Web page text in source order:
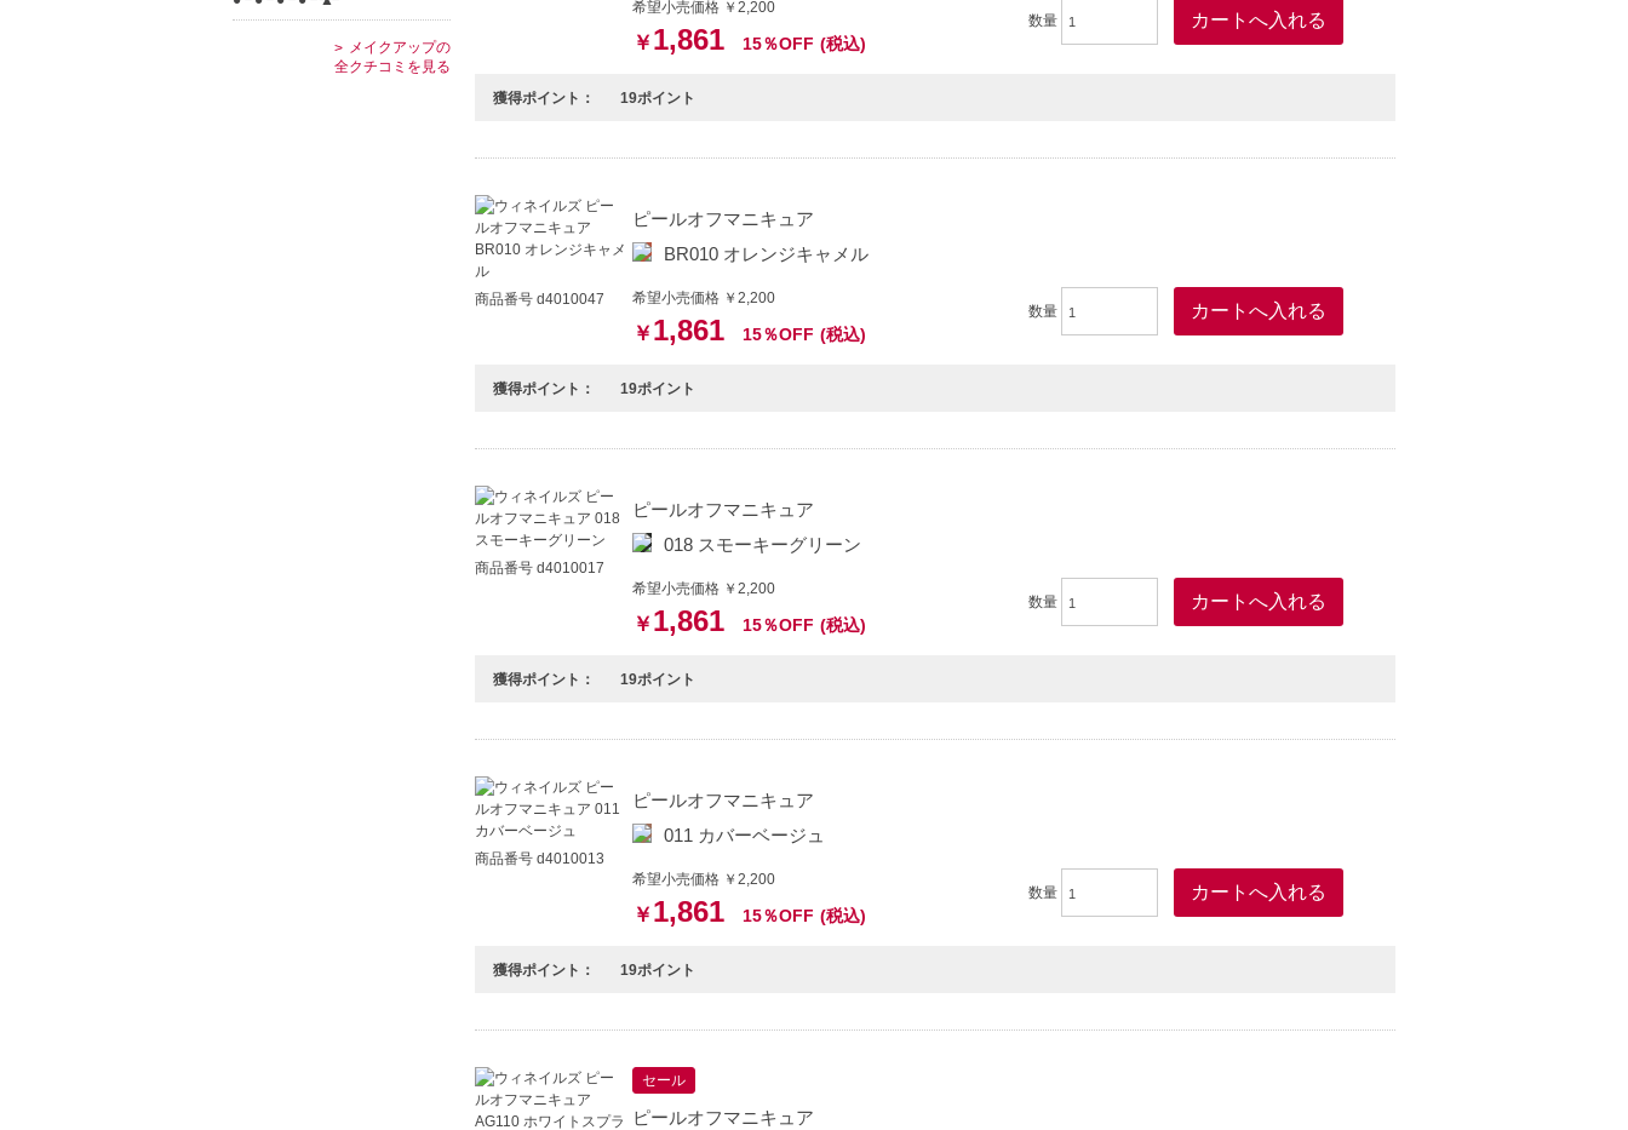
希望小売価格 ￥2,200
￥ 1,861 15％OFF (税込)
数量
獲得ポイント： 19ポイント
商品番号 d4010047
ピールオフマニキュア
BR010 オレンジキャメル
希望小売価格 ￥2,200
￥ 1,861 15％OFF (税込)
数量
獲得ポイント： 19ポイント
商品番号 d4010017
ピールオフマニキュア
018 スモーキーグリーン
希望小売価格 ￥2,200
￥ 1,861 15％OFF (税込)
数量
獲得ポイント： 19ポイント
商品番号 d4010013
ピールオフマニキュア
011 カバーベージュ
希望小売価格 ￥2,200
￥ 1,861 15％OFF (税込)
数量
獲得ポイント： 19ポイント
セール
ピールオフマニキュア
メイクアップの
全クチコミを見る